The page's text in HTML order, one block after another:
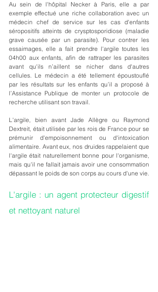
Au sein de l'hôpital Necker à Paris, elle a par
exemple effectué une riche collaboration avec un
médecin chef de service sur les cas d'enfants
séropositifs atteints de crysptosporidiose (maladie
grave causée par un parasite). Pour contrer les
essaimages, elle a fait prendre l'argile toutes les
04h00 aux enfants, afin de rattraper les parasites
avant qu'ils n’aillent se nicher dans d'autres
cellules. Le médecin a été tellement époustouflé
par les résultats sur les enfants qu’il a proposé à
l’Assistance Publique de monter un protocole de
recherche utilisant son travail.
L'argile, bien avant Jade Allègre ou Raymond
Dextreit, était utilisée par les rois de France pour se
prémunir d'empoisonnement ou d'intoxication
alimentaire. Avant eux, nos druides rappelaient que
l'argile était naturellement bonne pour l'organisme,
mais qu'il ne fallait jamais avoir une consommation
dépassant le poids de son corps au cours d'une vie.
L'argile : un agent protecteur digestif
et nettoyant naturel